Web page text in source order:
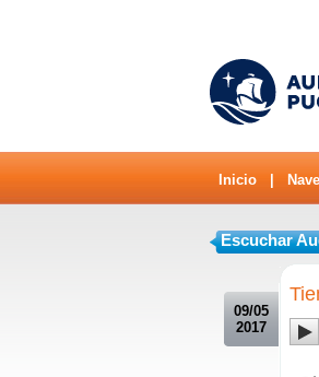
Inicio
Escuchar
09/05
2017